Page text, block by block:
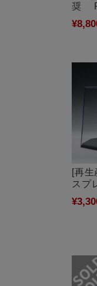
奨
[再
スプ